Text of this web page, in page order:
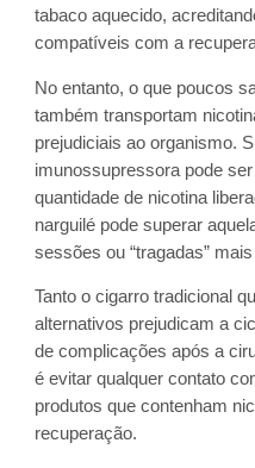
tabaco aquecido,
compatíveis com a
No entanto, o que poucos
também transportam
prejudiciais ao organismo.
imunossupressora pode
quantidade de nicotina
narguilé pode superar
sessões ou “tragadas”
Tanto o cigarro tradicional
alternativos prejudicam a
de complicações após a
é evitar qualquer contato
produtos que contenham
recuperação.